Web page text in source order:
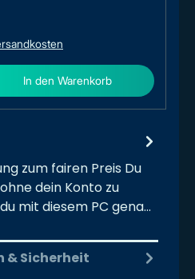
In den Warenkorb
zum fairen Preis Du
dein Konto zu
mit diesem PC gena…
Sicherheit